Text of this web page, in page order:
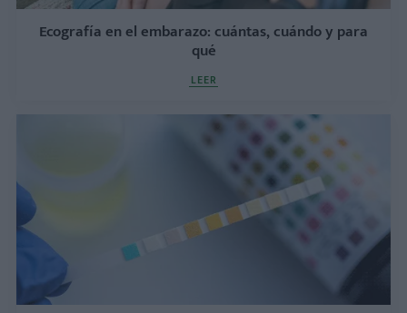
Ecografía en el embarazo: cuántas, cuándo y para
qué
LEER